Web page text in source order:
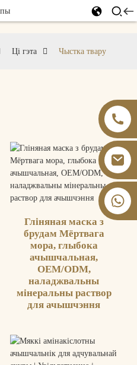
+86 13826059902
Ці гэта Чыстка твару
Гліняная маска з
брудам Мёртвага
мора, глыбока
ачышчальная,
OEM/ODM,
наладжвальны
мінеральны раствор
для ачышчэння